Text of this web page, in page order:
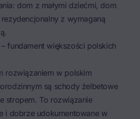
dom z małymi dziećmi, dom
z wymaganą
fundament większości polskich
rozwiązaniem w polskim
są schody żelbetowe
stropem. To rozwiązanie
i dobrze udokumentowane w